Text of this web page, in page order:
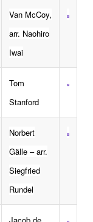
Van McCoy,
arr. Naohiro
Iwai
Tom
Stanford
Norbert
Gälle – arr.
Siegfried
Rundel
Jacob de